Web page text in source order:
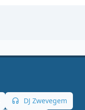
DJ Zwevegem